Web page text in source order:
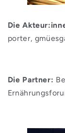
Die
porter,
Die Partner: